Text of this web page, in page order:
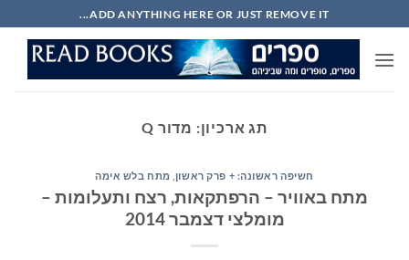
to
content
ADD ANYTHING HERE OR JUST REMOVE IT...
תג ארכיון: מדור Q
חשיפה ראשונה: + פרק ראשון מתח בלש אימה
מתח באוויר – הרפתקאות, רצח ותעלומות –
מומלצי דצמבר 2014